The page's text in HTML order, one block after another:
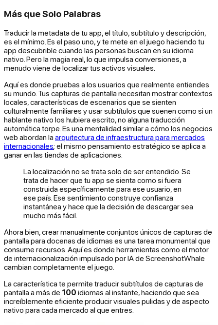
Más que Solo Palabras
Traducir la metadata de tu app, el título, subtítulo y descripción,
es el mínimo. Es el paso uno, y te mete en el juego haciendo tu
app descubrible cuando las personas buscan en su idioma
nativo. Pero la magia real, lo que impulsa conversiones, a
menudo viene de localizar tus activos visuales.
Aquí es donde pruebas a los usuarios que realmente entiendes
su mundo. Tus capturas de pantalla necesitan mostrar contextos
locales, características de escenarios que se sienten
culturalmente familiares y usar subtítulos que suenen como si un
hablante nativo los hubiera escrito, no alguna traducción
automática torpe. Es una mentalidad similar a cómo los negocios
web abordan la arquitectura de infraestructura para mercados
internacionales; el mismo pensamiento estratégico se aplica a
ganar en las tiendas de aplicaciones.
La localización no se trata solo de ser entendido. Se
trata de hacer que tu app se sienta como si fuera
construida específicamente para ese usuario, en
ese país. Ese sentimiento construye confianza
instantánea y hace que la decisión de descargar sea
mucho más fácil.
Ahora bien, crear manualmente conjuntos únicos de capturas de
pantalla para docenas de idiomas es una tarea monumental que
consume recursos. Aquí es donde herramientas como el motor
de internacionalización impulsado por IA de ScreenshotWhale
cambian completamente el juego.
La característica te permite traducir subtítulos de capturas de
pantalla a más de 100 idiomas al instante, haciendo que sea
increíblemente eficiente producir visuales pulidas y de aspecto
nativo para cada mercado al que entres.